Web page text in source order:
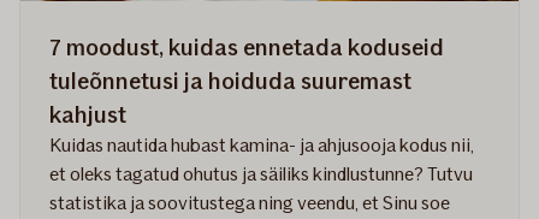
7 moodust, kuidas ennetada koduseid
tuleõnnetusi ja hoiduda suuremast
kahjust
Kuidas nautida hubast kamina- ja ahjusooja kodus nii,
et oleks tagatud ohutus ja säiliks kindlustunne? Tutvu
statistika ja soovitustega ning veendu, et Sinu soe